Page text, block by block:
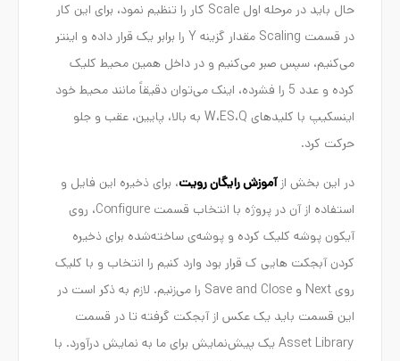
حال باید در مرحله اول Scale کار را تنظیم نمود، برای این کار
در قسمت Scaling مقدار گزینه Y را برابر یک قرار داده و اینتر
می‌کنیم، سپس صبر می‌کنیم و در داخل همین محیط کلیک
کرده و عدد 5 را فشرده، اینک می‌توان دقیقاً مانند محیط خود
اینسکیپ با کلیدهای W،ES،Q به بالا، پایین، عقب و جلو
حرکت کرد.
در این بخش ازآموزش رایگان رویت، برای ذخیره این فایل و
استفاده از آن در پروژه با انتخاب قسمت Configure، روی
آیکون پوشه کلیک کرده و پوشه‌ی ساخته‌شده برای ذخیره
کردن آبجکت هایی ک قرار بود وارد کنیم را انتخاب و با کلیک
روی Next و Save and Close را می‌زنیم. لازم به ذکر است در
این قسمت باید یک عکس از آبجکت گرفته تا در قسمت
Asset Library یک پیش‌نمایش برای ما به نمایش درآورد. با